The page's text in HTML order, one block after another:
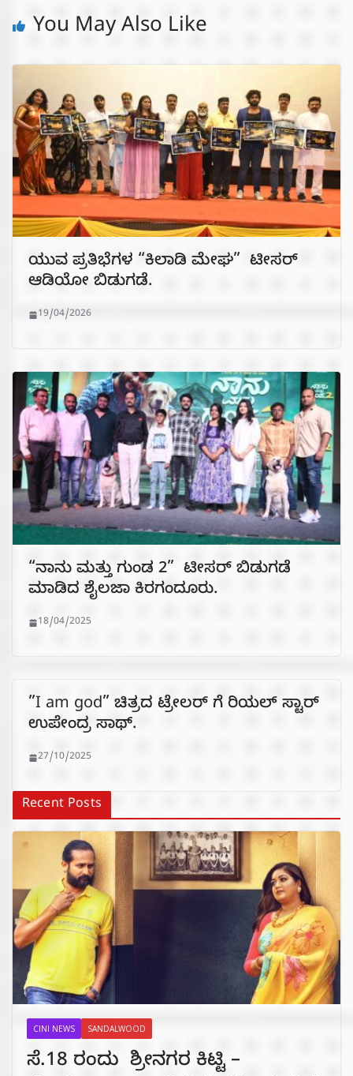
You May Also Like
ಯುವ ಪ್ರತಿಭೆಗಳ “ಕಿಲಾಡಿ ಮೇಘ” ಟೀಸರ್
ಆಡಿಯೋ ಬಿಡುಗಡೆ.
19/04/2026
“ನಾನು ಮತ್ತು ಗುಂಡ 2” ಟೀಸರ್ ಬಿಡುಗಡೆ
ಮಾಡಿದ ಶೈಲಜಾ ಕಿರಗಂದೂರು.
18/04/2025
”I am god” ಚಿತ್ರದ ಟ್ರೇಲರ್‌ ಗೆ ರಿಯಲ್‌ ಸ್ಟಾರ್‌
ಉಪೇಂದ್ರ ಸಾಥ್.
27/10/2025
Recent Posts
CINI NEWS SANDALWOOD
ಸೆ.18 ರಂದು ಶ್ರೀನಗರ ಕಿಟ್ಟಿ –